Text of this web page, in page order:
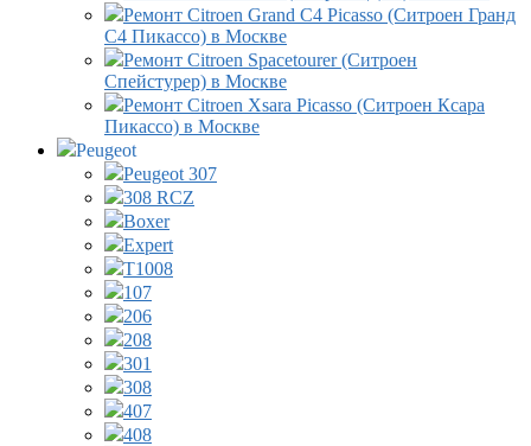
Ремонт Citroen Grand C4 Picasso (Ситроен Гранд
С4 Пикассо) в Москве
Ремонт Citroen Spacetourer (Ситроен
Спейстурер) в Москве
Ремонт Citroen Xsara Picasso (Ситроен Ксара
Пикассо) в Москве
Peugeot
Peugeot 307
308 RCZ
Boxer
Expert
T1008
107
206
208
301
308
407
408